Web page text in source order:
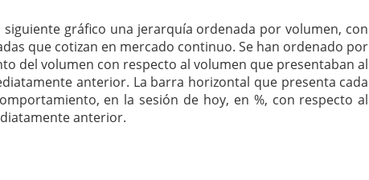
gráfico una jerarquía ordenada por volumen, con
que cotizan en mercado continuo. Se han ordenado por
del volumen con respecto al volumen que presentaban al
anterior. La barra horizontal que presenta cada
en la sesión de hoy, en %, con respecto al
anterior.